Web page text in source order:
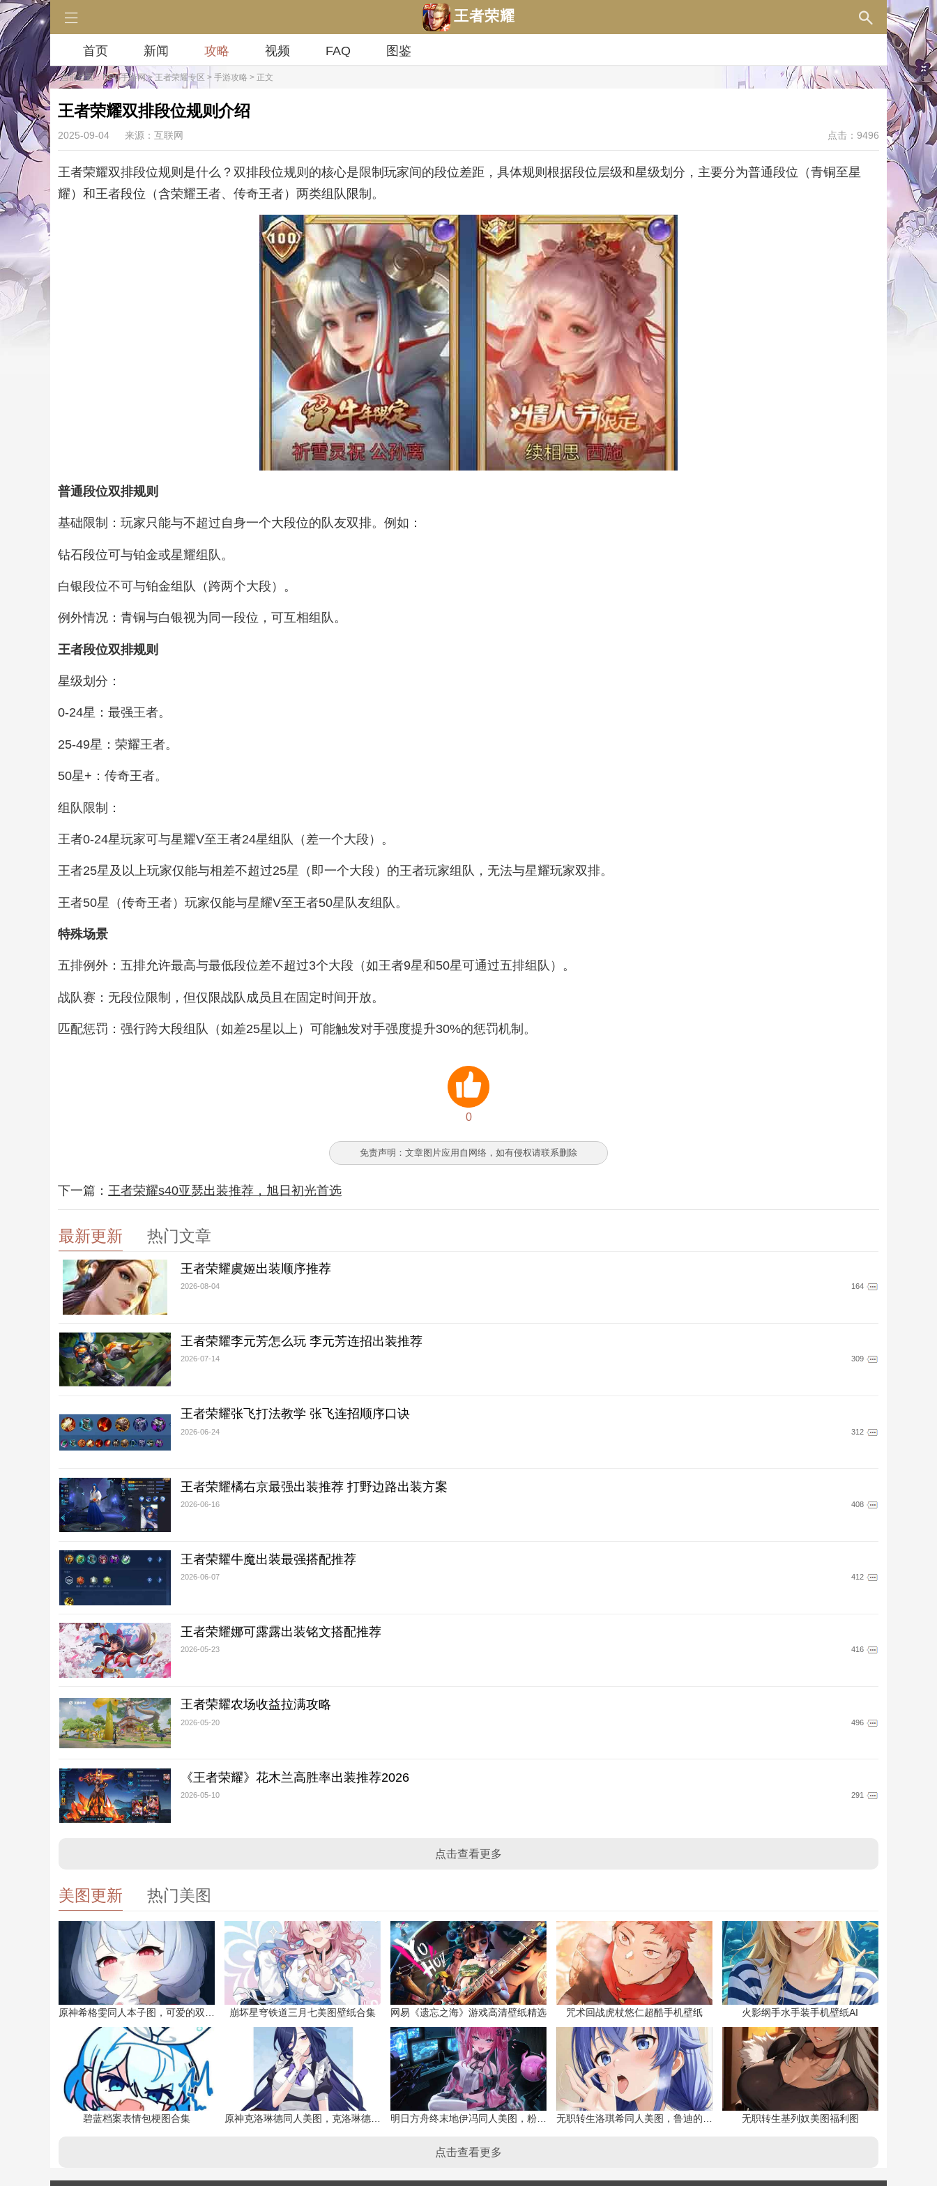
王者荣耀
首页 新闻 攻略 视频 FAQ 图鉴
当前位置：RPG手游网>王者荣耀专区 > 手游攻略 > 正文
王者荣耀双排段位规则介绍
2025-09-04 来源：互联网 点击：9496
王者荣耀双排段位规则是什么？双排段位规则的核心是限制玩家间的段位差距，具体规则根据段位层级和星级划分，主要分为普通段位（青铜至星
耀）和王者段位（含荣耀王者、传奇王者）两类组队限制。
普通段位双排规则‌
基础限制‌：玩家只能与不超过自身一个大段位的队友双排。例如：
钻石段位可与铂金或星耀组队。‌‌
白银段位不可与铂金组队（跨两个大段）。‌‌
例外情况‌：青铜与白银视为同一段位，可互相组队。‌‌
王者段位双排规则‌
星级划分‌：
0-24星：最强王者。
25-49星：荣耀王者。
50星+：传奇王者。‌
组队限制‌：
王者0-24星玩家可与星耀V至王者24星组队（差一个大段）。‌‌
王者25星及以上玩家仅能与相差不超过25星（即一个大段）的王者玩家组队，无法与星耀玩家双排。‌
王者50星（传奇王者）玩家仅能与星耀V至王者50星队友组队。‌‌
特殊场景
五排例外‌：五排允许最高与最低段位差不超过3个大段（如王者9星和50星可通过五排组队）。‌‌
战队赛‌：无段位限制，但仅限战队成员且在固定时间开放。‌‌
匹配惩罚‌：强行跨大段组队（如差25星以上）可能触发对手强度提升30%的惩罚机制。‌
0
免责声明：文章图片应用自网络，如有侵权请联系删除
下一篇： 王者荣耀s40亚瑟出装推荐，旭日初光首选
最新更新 热门文章
王者荣耀虞姬出装顺序推荐
2026-08-04 164
王者荣耀李元芳怎么玩 李元芳连招出装推荐
2026-07-14 309
王者荣耀张飞打法教学 张飞连招顺序口诀
2026-06-24 312
王者荣耀橘右京最强出装推荐 打野边路出装方案
2026-06-16 408
王者荣耀牛魔出装最强搭配推荐
2026-06-07 412
王者荣耀娜可露露出装铭文搭配推荐
2026-05-23 416
王者荣耀农场收益拉满攻略
2026-05-20 496
《王者荣耀》花木兰高胜率出装推荐2026
2026-05-10 291
点击查看更多
美图更新 热门美图
原神希格雯同人本子图，可爱的双马尾 崩坏星穹铁道三月七美图壁纸合集 网易《遗忘之海》游戏高清壁纸精选 咒术回战虎杖悠仁超酷手机壁纸 火影纲手水手装手机壁纸AI
碧蓝档案表情包梗图合集 原神克洛琳德同人美图，克洛琳德战败会怎样 明日方舟终末地伊冯同人美图，粉毛恶魔伊冯 无职转生洛琪希同人美图，鲁迪的二老婆 无职转生基列奴美图福利图
点击查看更多